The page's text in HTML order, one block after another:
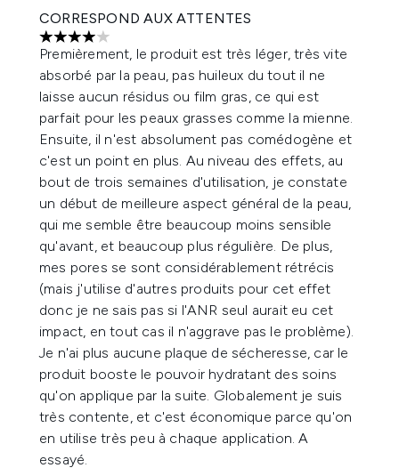
CORRESPOND AUX ATTENTES
4 étoiles sur un maximum de 5
Premièrement, le produit est très léger, très vite
absorbé par la peau, pas huileux du tout il ne
laisse aucun résidus ou film gras, ce qui est
parfait pour les peaux grasses comme la mienne.
Ensuite, il n'est absolument pas comédogène et
c'est un point en plus. Au niveau des effets, au
bout de trois semaines d'utilisation, je constate
un début de meilleure aspect général de la peau,
qui me semble être beaucoup moins sensible
qu'avant, et beaucoup plus régulière. De plus,
mes pores se sont considérablement rétrécis
(mais j'utilise d'autres produits pour cet effet
donc je ne sais pas si l'ANR seul aurait eu cet
impact, en tout cas il n'aggrave pas le problème).
Je n'ai plus aucune plaque de sécheresse, car le
produit booste le pouvoir hydratant des soins
qu'on applique par la suite. Globalement je suis
très contente, et c'est économique parce qu'on
en utilise très peu à chaque application. A
essayé.